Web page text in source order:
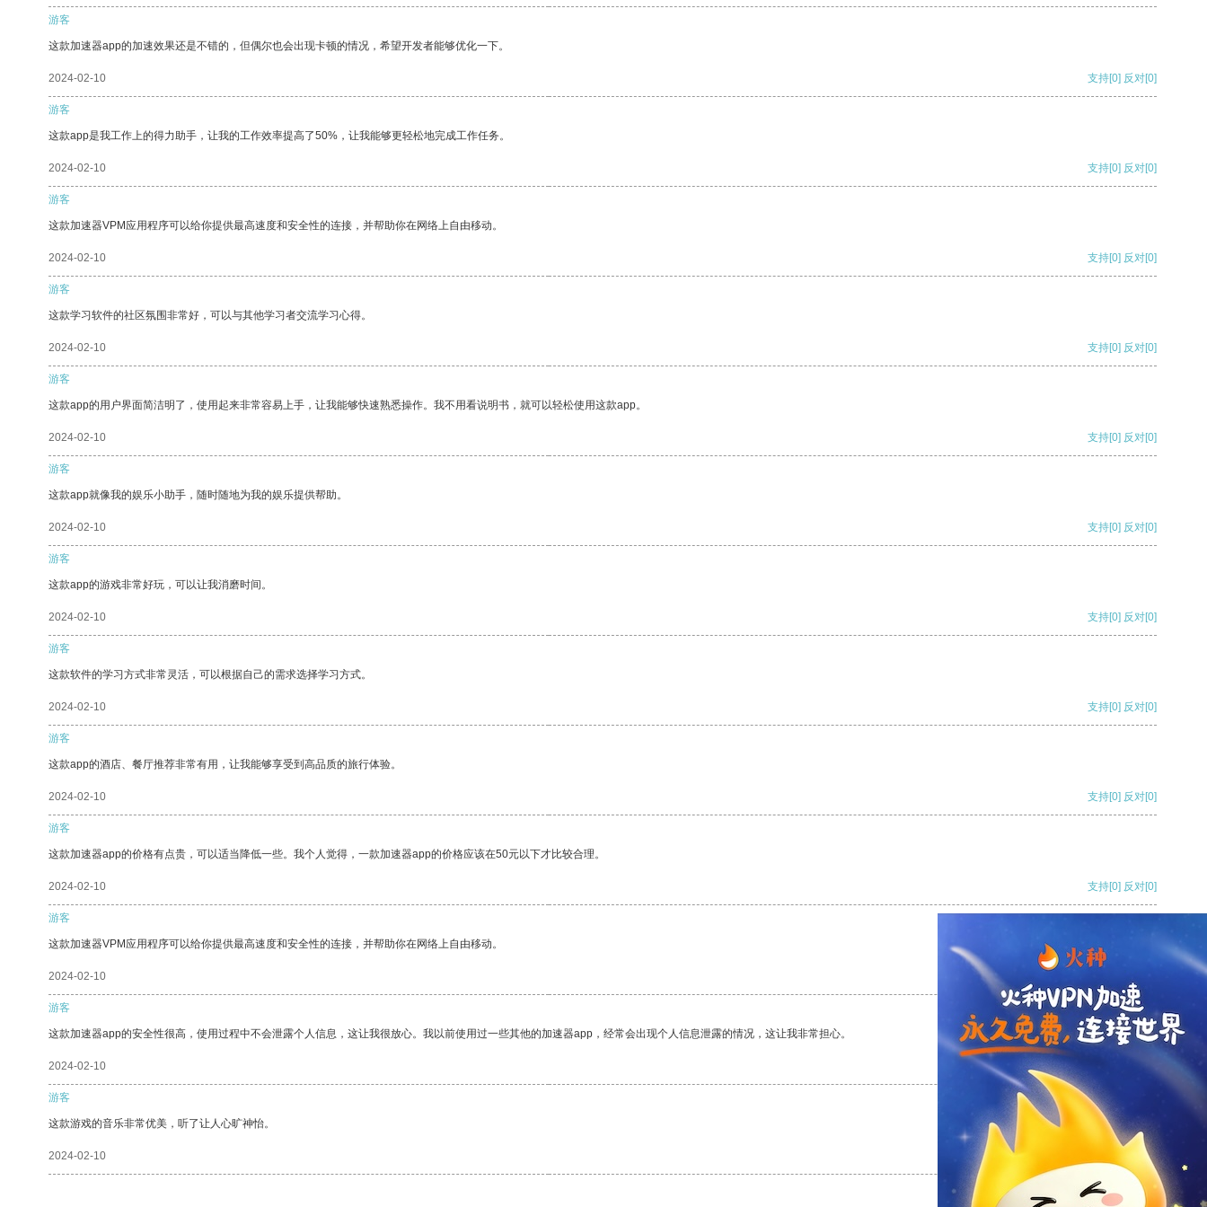
游客
这款加速器app的加速效果还是不错的，但偶尔也会出现卡顿的情况，希望开发者能够优化一下。
2024-02-10 支持[0] 反对[0]
游客
这款app是我工作上的得力助手，让我的工作效率提高了50%，让我能够更轻松地完成工作任务。
2024-02-10 支持[0] 反对[0]
游客
这款加速器VPM应用程序可以给你提供最高速度和安全性的连接，并帮助你在网络上自由移动。
2024-02-10 支持[0] 反对[0]
游客
这款学习软件的社区氛围非常好，可以与其他学习者交流学习心得。
2024-02-10 支持[0] 反对[0]
游客
这款app的用户界面简洁明了，使用起来非常容易上手，让我能够快速熟悉操作。我不用看说明书，就可以轻松使用这款app。
2024-02-10 支持[0] 反对[0]
游客
这款app就像我的娱乐小助手，随时随地为我的娱乐提供帮助。
2024-02-10 支持[0] 反对[0]
游客
这款app的游戏非常好玩，可以让我消磨时间。
2024-02-10 支持[0] 反对[0]
游客
这款软件的学习方式非常灵活，可以根据自己的需求选择学习方式。
2024-02-10 支持[0] 反对[0]
游客
这款app的酒店、餐厅推荐非常有用，让我能够享受到高品质的旅行体验。
2024-02-10 支持[0] 反对[0]
游客
这款加速器app的价格有点贵，可以适当降低一些。我个人觉得，一款加速器app的价格应该在50元以下才比较合理。
2024-02-10 支持[0] 反对[0]
游客
这款加速器VPM应用程序可以给你提供最高速度和安全性的连接，并帮助你在网络上自由移动。
2024-02-10
游客
这款加速器app的安全性很高，使用过程中不会泄露个人信息，这让我很放心。我以前使用过一些其他的加速器app，经常会出现个人信息泄露的情况，这让我非常担心。
2024-02-10 反对
游客
这款游戏的音乐非常优美，听了让人心旷神怡。
2024-02-10 反对[0]